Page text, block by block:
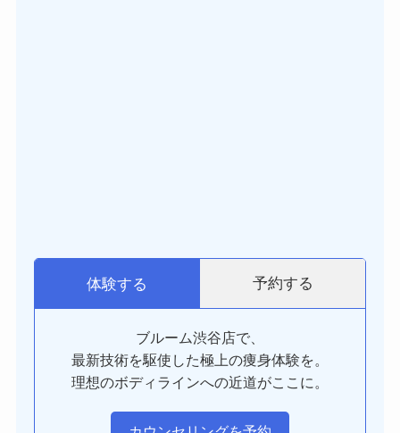
体験する 予約する
ブルーム渋谷店で、
最新技術を駆使した極上の痩身体験を。
理想のボディラインへの近道がここに。